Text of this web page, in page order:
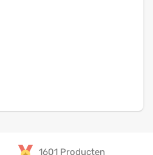
1601 Producten